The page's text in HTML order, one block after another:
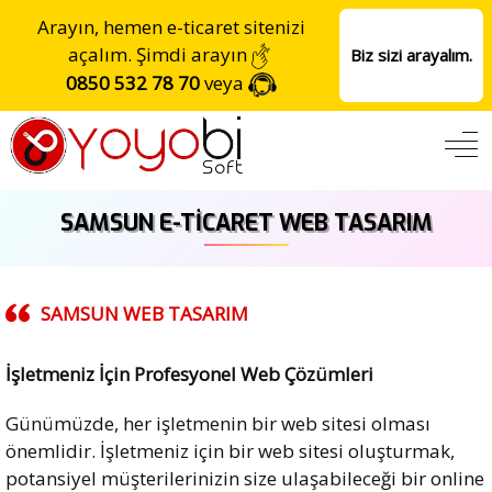
Arayın, hemen e-ticaret sitenizi
açalım. Şimdi arayın
0850 532 78 70veya
Biz sizi arayalım.
SAMSUN E-TICARET WEB TASARIM
SAMSUN WEB TASARIM
İşletmeniz İçin Profesyonel Web Çözümleri
Günümüzde, her işletmenin bir web sitesi olması
önemlidir. İşletmeniz için bir web sitesi oluşturmak,
potansiyel müşterilerinizin size ulaşabileceği bir online